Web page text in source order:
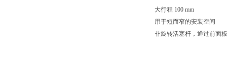
大行程 100 mm
用于短而窄的安装空间
非旋转活塞杆，通过前面